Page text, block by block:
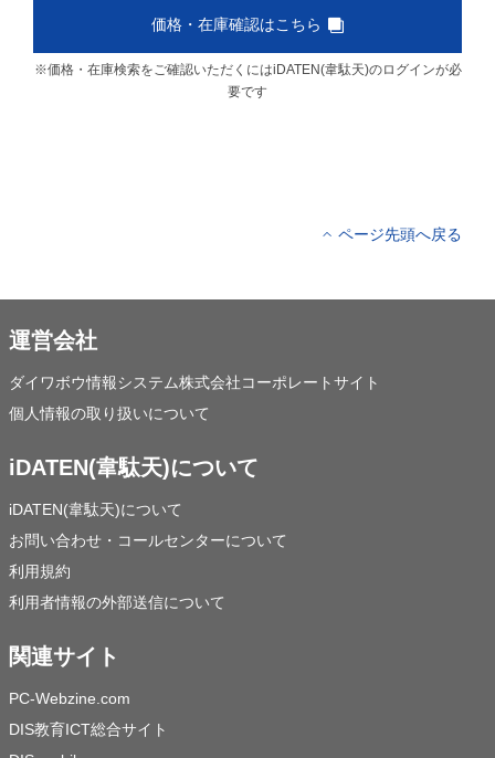
価格・在庫確認はこちら
※価格・在庫検索をご確認いただくにはiDATEN(韋駄天)のログインが必
要です
ページ先頭へ戻る
運営会社
ダイワボウ情報システム株式会社コーポレートサイト
個人情報の取り扱いについて
iDATEN(韋駄天)について
iDATEN(韋駄天)について
お問い合わせ・コールセンターについて
利用規約
利用者情報の外部送信について
関連サイト
PC-Webzine.com
DIS教育ICT総合サイト